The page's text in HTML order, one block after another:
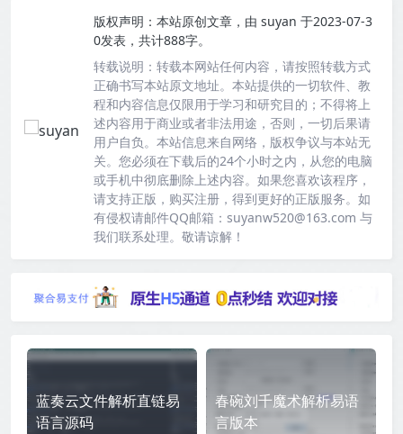
版权声明： 本站原创文章，由 suyan 于2023-07-3
0发表，共计888字。
转载说明： 转载本网站任何内容，请按照转载方式
正确书写本站原文地址。本站提供的一切软件、教
程和内容信息仅限用于学习和研究目的；不得将上
述内容用于商业或者非法用途，否则，一切后果请
用户自负。本站信息来自网络，版权争议与本站无
关。您必须在下载后的24个小时之内，从您的电脑
或手机中彻底删除上述内容。如果您喜欢该程序，
请支持正版，购买注册，得到更好的正版服务。如
有侵权请邮件QQ邮箱：suyanw520@163.com 与
我们联系处理。敬请谅解！
蓝奏云文件解析直链易
语言源码
春碗刘千魔术解析易语
言版本